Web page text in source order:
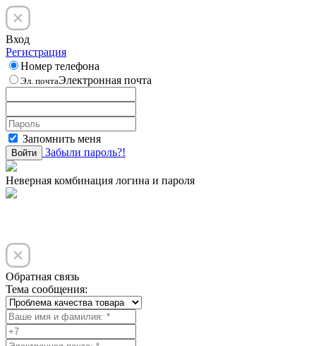
Вход
Регистрация
Номер телефона
Эл. почтаЭлектронная почта
Запомнить меня
Войти Забыли пароль?!
Неверная комбинация логина и пароля
Обратная связь
Тема сообщения: